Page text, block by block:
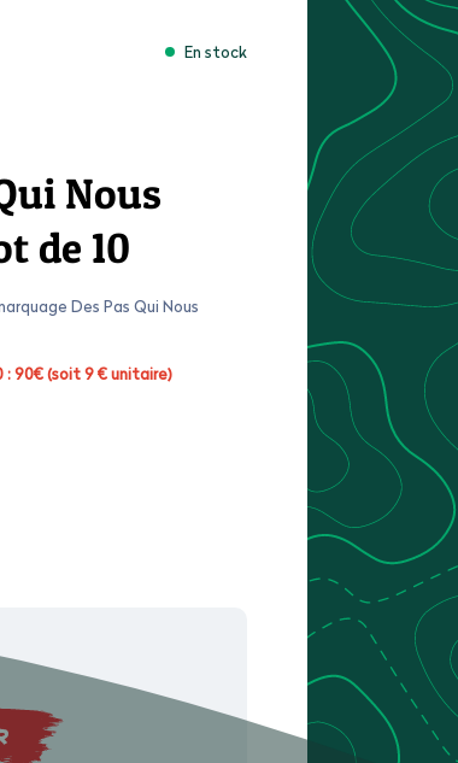
En stock
Nous
de 10
Des Pas Qui Nous
90€ (soit 9 € unitaire)